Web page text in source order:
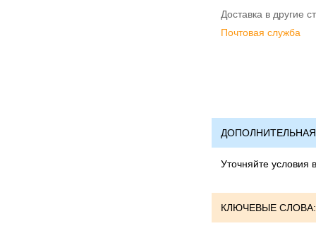
Доставка в другие
Почтовая служба
Уточняйте условия
КЛЮЧЕВЫЕ СЛОВА: